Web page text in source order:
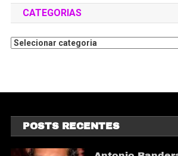
CATEGORIAS
POSTS RECENTES